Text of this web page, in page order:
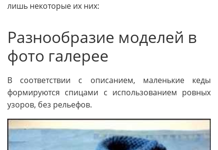
лишь некоторые их них:
Разнообразие моделей в
фото галерее
В соответствии с описанием, маленькие кеды
формируются спицами с использованием ровных
узоров, без рельефов.